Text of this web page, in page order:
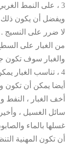
3 ، على النمط
لا ضرر على النسيج .
من الغبار على
والغبار سوف تكون
4 ، تناسب الغبار
أيضا يمكن أن تكون
أخف الغبار ، النفط
سائل الغسيل ،
غسلها بالماء
أن تكون المهنية